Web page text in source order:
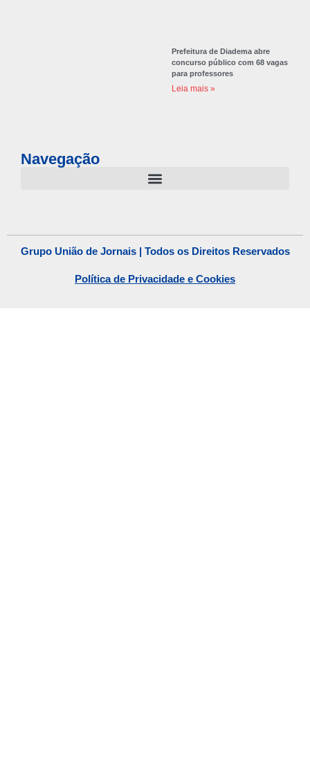
Prefeitura de Diadema abre
concurso público com 68 vagas
para professores
Leia mais »
Navegação
Grupo União de Jornais | Todos os Direitos Reservados
Política de Privacidade e Cookies